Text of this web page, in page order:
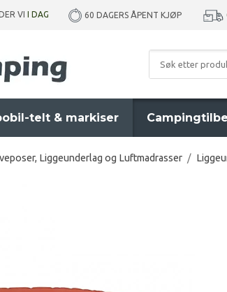
VI I DAG 60 DAGERS ÅPENT KJØP
telt & markiser
Liggeunderlag og Luftmadrasser /